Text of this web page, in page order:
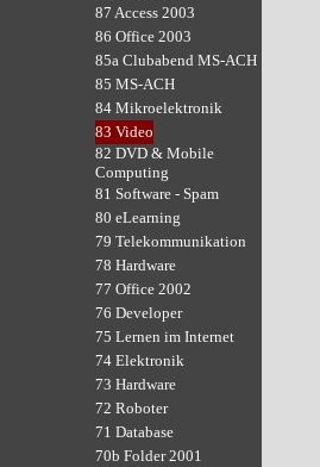
87 Access 2003
86 Office 2003
85a Clubabend MS-ACH
85 MS-ACH
84 Mikroelektronik
83 Video
82 DVD & Mobile
Computing
81 Software - Spam
80 eLearning
79 Telekommunikation
78 Hardware
77 Office 2002
76 Developer
75 Lernen im Internet
74 Elektronik
73 Hardware
72 Roboter
71 Database
70b Folder 2001